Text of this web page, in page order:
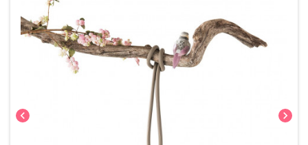
chevron_left chevron_right